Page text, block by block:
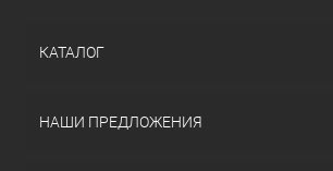
КАТАЛОГ
НАШИ ПРЕДЛОЖЕНИЯ